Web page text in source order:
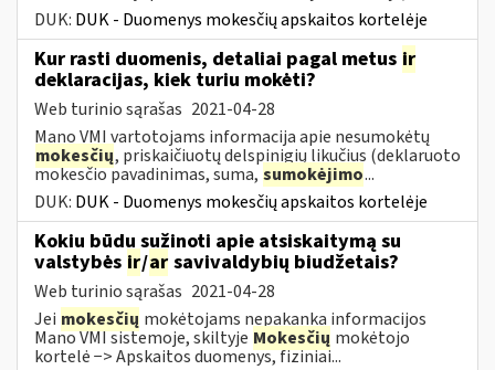
DUK: DUK - Duomenys mokesčių apskaitos kortelėje
Kur rasti duomenis, detaliai pagal metus ir
deklaracijas, kiek turiu mokėti?
Web turinio sąrašas 2021-04-28
Mano VMI vartotojams informacija apie nesumokėtų
mokesčių, priskaičiuotų delspinigių likučius (deklaruoto
mokesčio pavadinimas, suma, sumokėjimo...
DUK: DUK - Duomenys mokesčių apskaitos kortelėje
Kokiu būdu sužinoti apie atsiskaitymą su
valstybės ir/ar savivaldybių biudžetais?
Web turinio sąrašas 2021-04-28
Jei mokesčių mokėtojams nepakanka informacijos
Mano VMI sistemoje, skiltyje Mokesčių mokėtojo
kortelė −> Apskaitos duomenys, fiziniai...